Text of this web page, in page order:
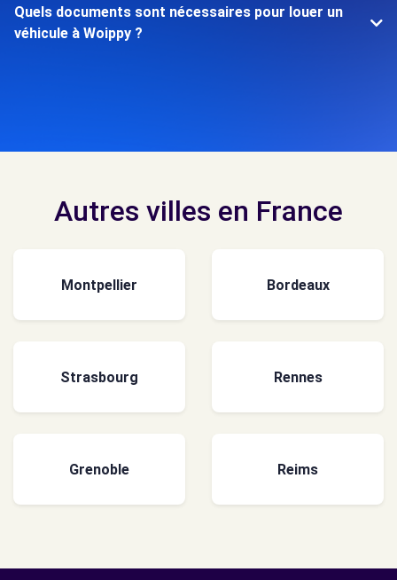
Quels documents sont nécessaires pour louer un
véhicule à Woippy ?
Autres villes en France
Montpellier Bordeaux
Strasbourg Rennes
Grenoble Reims